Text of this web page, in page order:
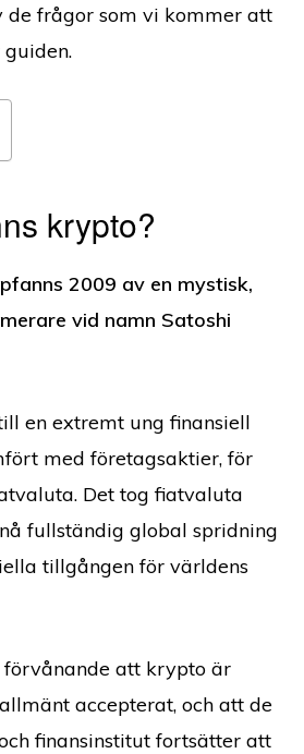
de frågor som vi kommer att
krypto?
2009 av en mystisk,
vid namn Satoshi
en extremt ung finansiell
med företagsaktier, för
Det tog fiatvaluta
fullständig global spridning
tillgången för världens
att krypto är
accepterat, och att de
finansinstitut fortsätter att